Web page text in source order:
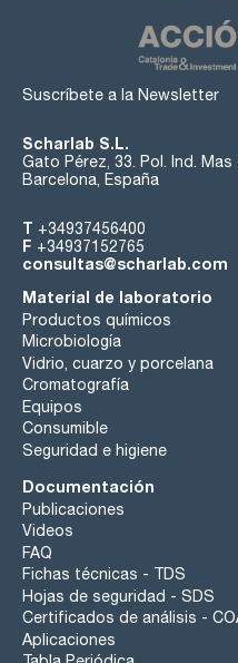
Suscríbete a la Newsletter
Scharlab S.L.
Gato Pérez, 33. Pol. Ind. Mas
Barcelona, España
T +34937456400
F +34937152765
consultas@scharlab.com
Material de laboratorio
Productos químicos
Microbiología
Vidrio, cuarzo y porcelana
Cromatografía
Equipos
Consumible
Seguridad e higiene
Documentación
Publicaciones
Videos
FAQ
Fichas técnicas - TDS
Hojas de seguridad - SDS
Certificados de análisis -
Aplicaciones